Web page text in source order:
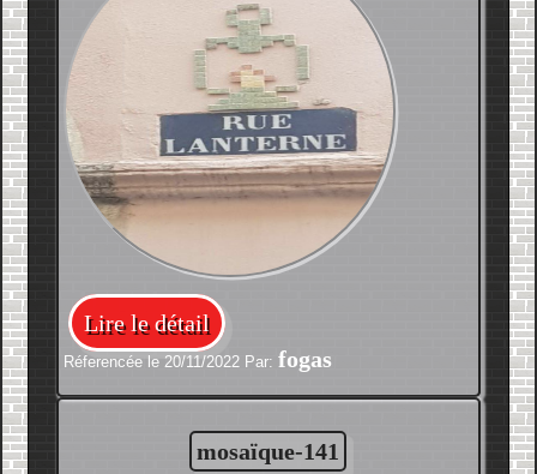
Lire le détail
Réferencée le 20/11/2022 Par:fogas
mosaïque-141